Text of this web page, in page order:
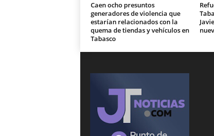
Caen ocho presuntos
generadores de violencia que
estarían relacionados con la
quema de tiendas y vehículos en
Tabasco